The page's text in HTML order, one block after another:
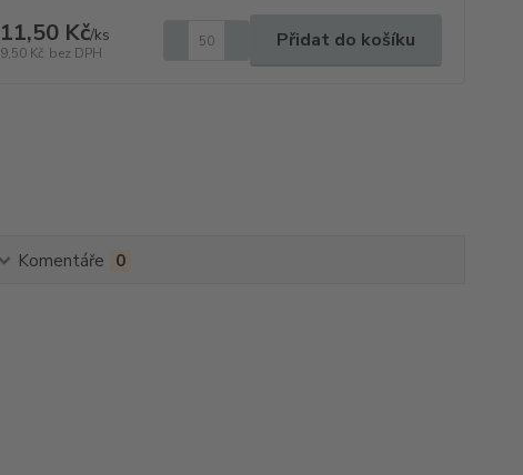
11,50 Kč/ks
9,50 Kč bez DPH
Přidat do košíku
Komentáře 0